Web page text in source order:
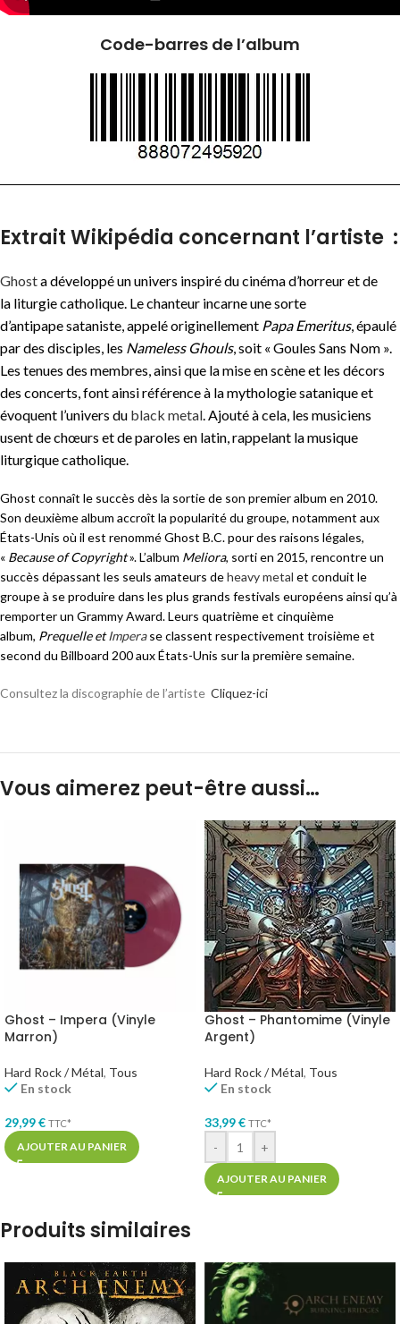
Code-barres de l’album
Extrait Wikipédia concernant l’artiste :
Ghosta développé un univers inspiré du cinéma d’horreur et de
la liturgie catholique. Le chanteur incarne une sorte
d’antipape sataniste, appelé originellement Papa Emeritus, épaulé
par des disciples, les Nameless Ghouls, soit « Goules Sans Nom ».
Les tenues des membres, ainsi que la mise en scène et les décors
des concerts, font ainsi référence à la mythologie satanique et
évoquent l’univers du black metal. Ajouté à cela, les musiciens
usent de chœurs et de paroles en latin, rappelant la musique
liturgique catholique.
Ghost connaît le succès dès la sortie de son premier album en 2010.
Son deuxième album accroît la popularité du groupe, notamment aux
États-Unis où il est renommé Ghost B.C. pour des raisons légales,
« Because of Copyright». L’album Meliora, sorti en 2015, rencontre un
succès dépassant les seuls amateurs deheavy metal et conduit le
groupe à se produire dans les plus grands festivals européens ainsi qu’à
remporter un Grammy Award. Leurs quatrième et cinquième
album, Prequelle etImperase classent respectivement troisième et
second du Billboard 200 aux États-Unis sur la première semaine.
Consultez la discographie de l’artiste Cliquez-ici
Vous aimerez peut-être aussi…
Ghost – Impera (Vinyle
Marron)
Hard Rock / Métal, Tous
En stock
29,99€ TTC*
AJOUTER AU PANIER
Ghost – Phantomime (Vinyle
Argent)
Hard Rock / Métal, Tous
En stock
33,99€ TTC*
- +
AJOUTER AU PANIER
Produits similaires